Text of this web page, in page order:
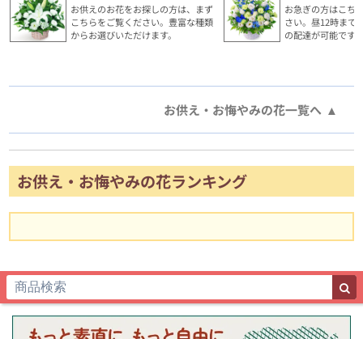
お供えのお花をお探しの方は、まず
こちらをご覧ください。豊富な種類
からお選びいただけます。
お急ぎの方はこち
さい。昼12時まで
の配達が可能です
お供え・お悔やみの花一覧へ
お供え・お悔やみの花ランキング